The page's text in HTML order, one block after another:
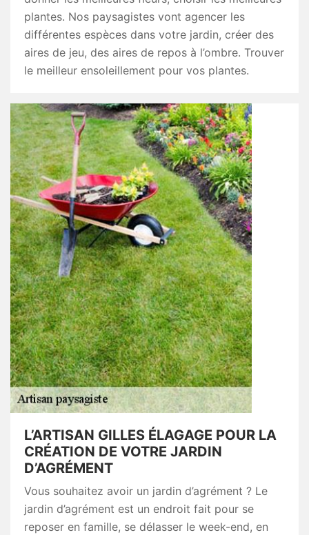
plantes. Nos paysagistes vont agencer les
différentes espèces dans votre jardin, créer des
aires de jeu, des aires de repos à l’ombre. Trouver
le meilleur ensoleillement pour vos plantes.
L’ARTISAN GILLES ÉLAGAGE POUR LA
CRÉATION DE VOTRE JARDIN
D’AGRÉMENT
Vous souhaitez avoir un jardin d’agrément ? Le
jardin d’agrément est un endroit fait pour se
reposer en famille, se délasser le week-end, en